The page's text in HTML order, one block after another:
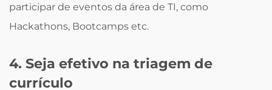
participar de eventos da área de TI, como
Hackathons, Bootcamps etc.
4. Seja efetivo na triagem de
currículo